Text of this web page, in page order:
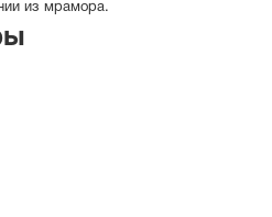
из мрамора.